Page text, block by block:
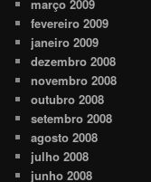
março 2009
fevereiro 2009
janeiro 2009
dezembro 2008
novembro 2008
outubro 2008
setembro 2008
agosto 2008
julho 2008
junho 2008